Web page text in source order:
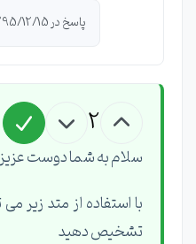
پاسخ در 1395/12/15 توسط
2
سلام به شما دوست عزیز
با استفاده از متد زیر
تشخیص دهید